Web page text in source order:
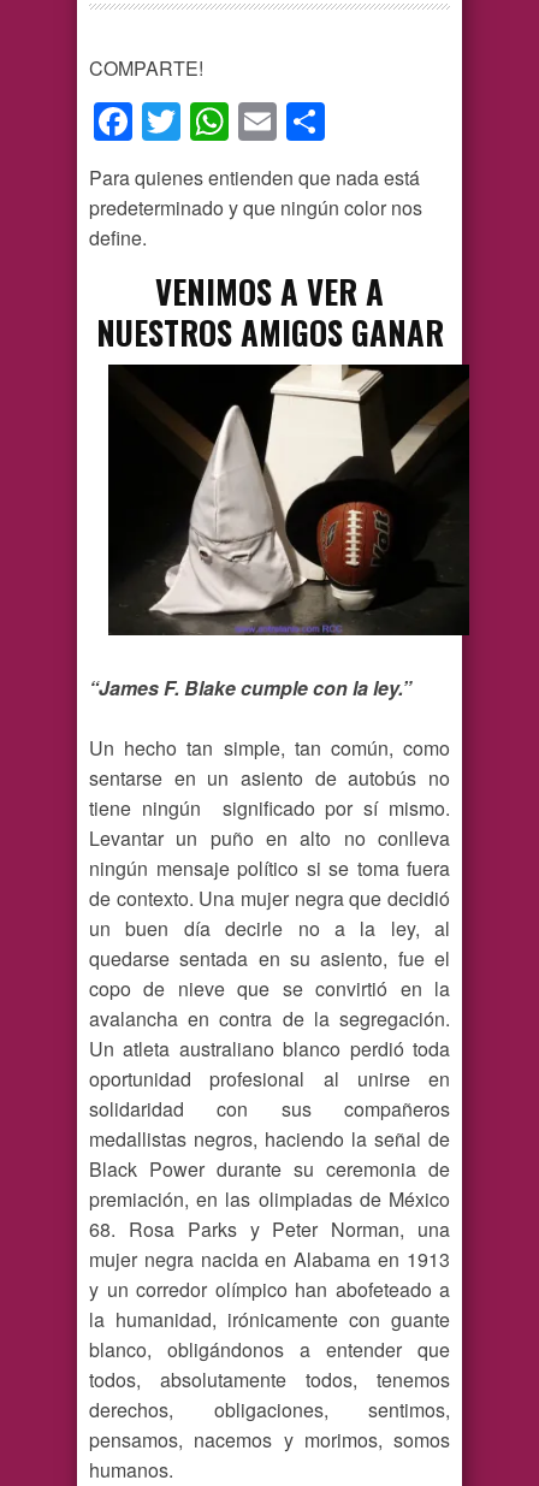
COMPARTE!
Facebook
TwitterWhatsApp
Email
Para quienes entienden que nada está
predeterminado y que ningún color nos
define.
VENIMOS A VER A
NUESTROS AMIGOS GANAR
“James F. Blake cumple con la ley.”
Un hecho tan simple, tan común, como
sentarse en un asiento de autobús no
tiene ningún significado por sí mismo.
Levantar un puño en alto no conlleva
ningún mensaje político si se toma fuera
de contexto. Una mujer negra que decidió
un buen día decirle no a la ley, al
quedarse sentada en su asiento, fue el
copo de nieve que se convirtió en la
avalancha en contra de la segregación.
Un atleta australiano blanco perdió toda
oportunidad profesional al unirse en
solidaridad con sus compañeros
medallistas negros, haciendo la señal de
Black Power durante su ceremonia de
premiación, en las olimpiadas de México
68. Rosa Parks y Peter Norman, una
mujer negra nacida en Alabama en 1913
y un corredor olímpico han abofeteado a
la humanidad, irónicamente con guante
blanco, obligándonos a entender que
todos, absolutamente todos, tenemos
derechos, obligaciones, sentimos,
pensamos, nacemos y morimos, somos
humanos.